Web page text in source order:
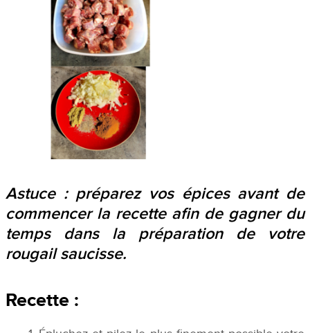
Astuce : préparez vos épices avant de
commencer la recette afin de gagner du
temps dans la préparation de votre
rougail saucisse.
Recette :